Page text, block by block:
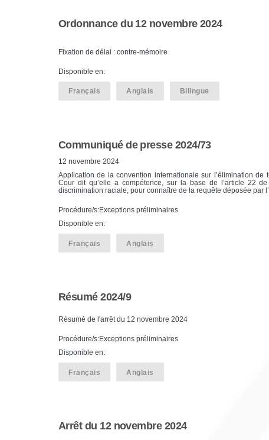
Ordonnance du 12 novembre 2024
Fixation de délai : contre-mémoire
Disponible en:
Français Anglais Bilingue
Communiqué de presse 2024/73
12 novembre 2024
Application de la convention internationale sur l’élimination
Cour dit qu’elle a compétence, sur la base de l’article 22
discrimination raciale, pour connaître de la requête déposée par
Procédure/s:Exceptions préliminaires
Disponible en:
Français Anglais
Résumé 2024/9
Résumé de l'arrêt du 12 novembre 2024
Procédure/s:Exceptions préliminaires
Disponible en:
Français Anglais
Arrêt du 12 novembre 2024